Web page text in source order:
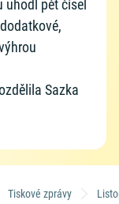
uhodl pět čísel
Sazka
Tiskové zprávy